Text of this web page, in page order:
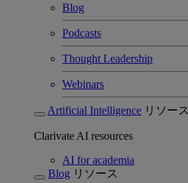
Blog
Podcasts
Thought Leadership
Webinars
Artificial Intelligence リソース
Clarivate AI resources
AI for academia
Blog リソース